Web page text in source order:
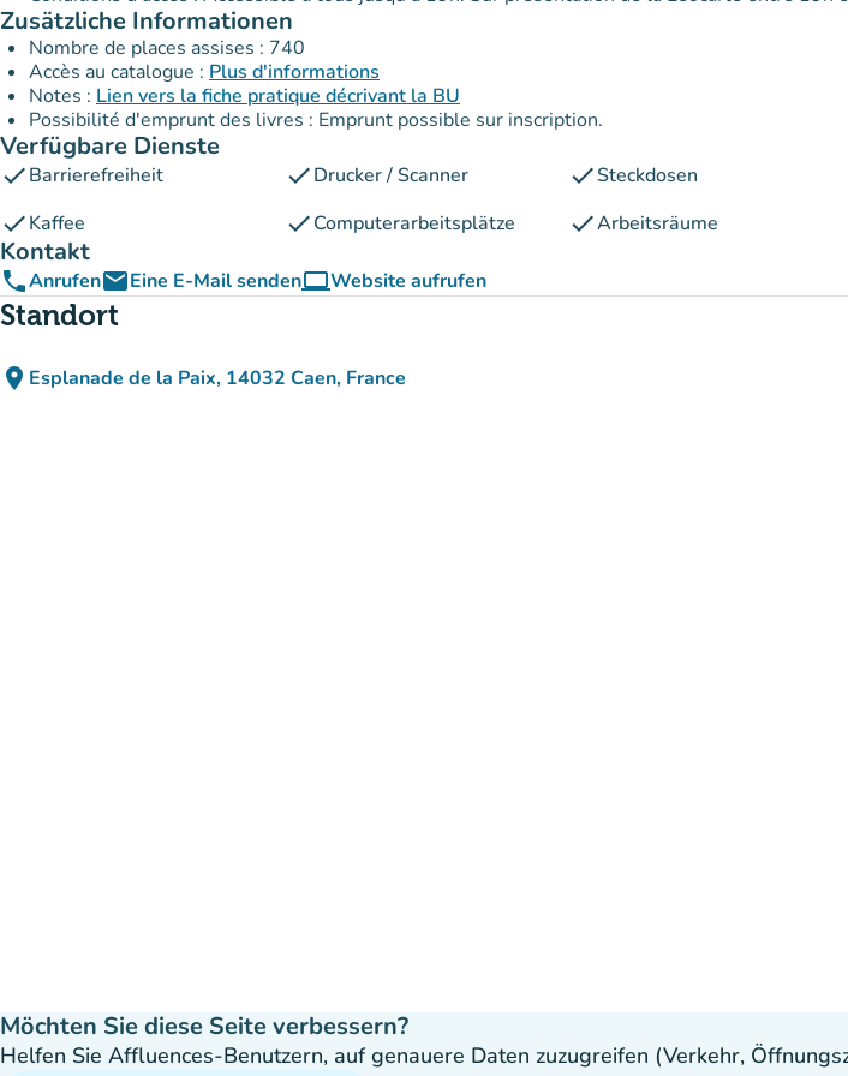
Zusätzliche Informationen
Nombre de places assises : 740
Accès au catalogue : Plus d'informations
Notes : Lien vers la fiche pratique décrivant la BU
Possibilité d'emprunt des livres : Emprunt possible sur inscription.
Verfügbare Dienste
checkBarrierefreiheit checkDrucker / Scanner checkSteckdosen
checkKaffee checkComputerarbeitsplätze checkArbeitsräume
Kontakt
phoneAnrufenemailEine E-Mail sendencomputerWebsite aufrufen
(new tab)
Standort
place Esplanade de la Paix, 14032 Caen, France
(in Google Maps öffnen)
(new tab)
Möchten Sie diese Seite verbessern?
Helfen Sie Affluences-Benutzern, auf genauere Daten zuzugreifen (Verkehr,